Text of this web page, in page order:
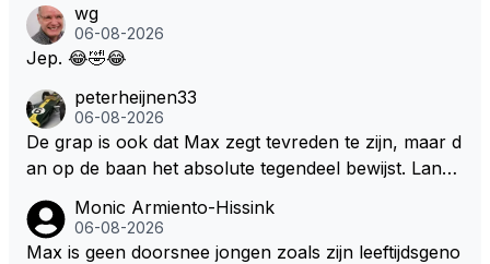
s. Je kunt de Staat het best vergelijken met de sherif
f van Nottinghem (Robin Hood) welk achter de bom
m/haar van zijn laatste zuurverdiende stuiver te ber
oven. De Staat heeft nooit ooit maar een stuiver in Z
andvoort willen investeren en dat zal ook nooit gebe
uren. Afdragen van BTW gelden en vergunningen bi
j dergelijke sportievefestiviteiten MOET je dan weer
wel afstaan, de parasiet.
wg
06-08-2026
Jep. 😂🤣😂
peterheijnen33
06-08-2026
De grap is ook dat Max zegt tevreden te zijn, maar d
an op de baan het absolute tegendeel bewijst. Lando
dan eigenlijk niet echt zien. ;)
Monic Armiento-Hissink
06-08-2026
Max is geen doorsnee jongen zoals zijn leeftijdsgeno